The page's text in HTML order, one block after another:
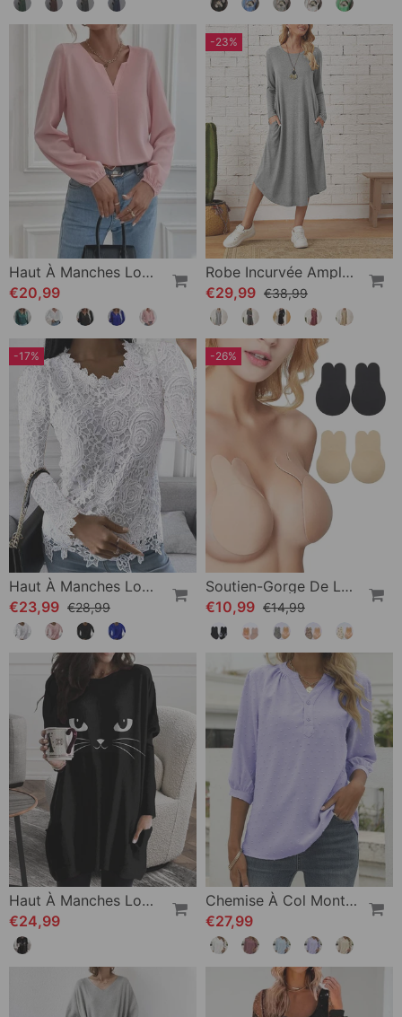
Haut À Manches Longues De Couleur Unie
€20,99
-23%
Robe Incurvée Ample À Manches Longues
€29,99 €38,99
-17%
Haut À Manches Longues En Dentelle
€23,99 €28,99
-26%
Soutien-Gorge De Levage Invisible Adhésif
€10,99 €14,99
Haut À Manches Longues Imprimé Chat
€24,99
Chemise À Col Montant Et Manches Mi-Longues
€27,99